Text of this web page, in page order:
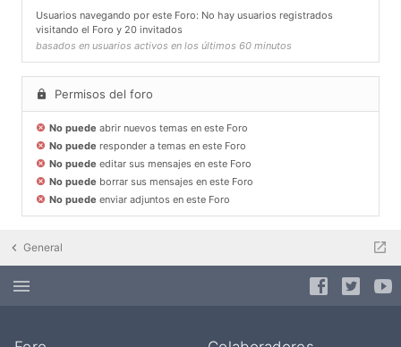
Usuarios navegando por este Foro: No hay usuarios registrados
visitando el Foro y 20 invitados
basados en usuarios activos en los últimos 60 minutos
Permisos del foro
No puede abrir nuevos temas en este Foro
No puede responder a temas en este Foro
No puede editar sus mensajes en este Foro
No puede borrar sus mensajes en este Foro
No puede enviar adjuntos en este Foro
General